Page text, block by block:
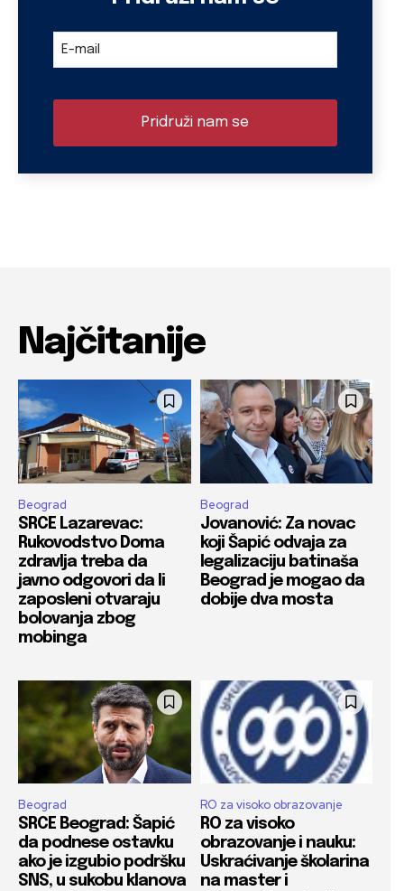
E-mail
Pridruži nam se
Najčitanije
Beograd
SRCE Lazarevac:
Rukovodstvo Doma
zdravlja treba da
javno odgovori da li
zaposleni otvaraju
bolovanja zbog
mobinga
Beograd
Jovanović: Za novac
koji Šapić odvaja za
legalizaciju batinaša
Beograd je mogao da
dobije dva mosta
Beograd
SRCE Beograd: Šapić
da podnese ostavku
ako je izgubio podršku
SNS, u sukobu klanova
RO za visoko obrazovanje
RO za visoko
obrazovanje i nauku:
Uskraćivanje školarina
na master i